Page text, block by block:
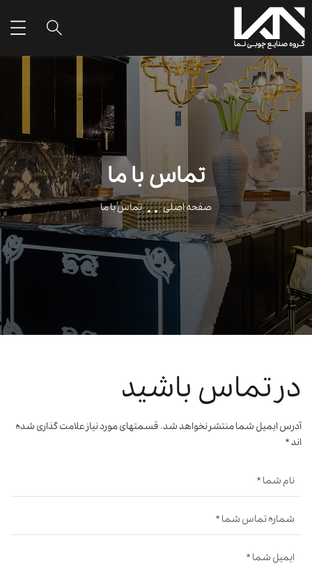
تماس با ما
صفحه اصلی تماس با ما
در تماس باشید
آدرس ایمیل شما منتشر نخواهد شد. قسمتهای مورد نیاز علامت گذاری شده
اند *